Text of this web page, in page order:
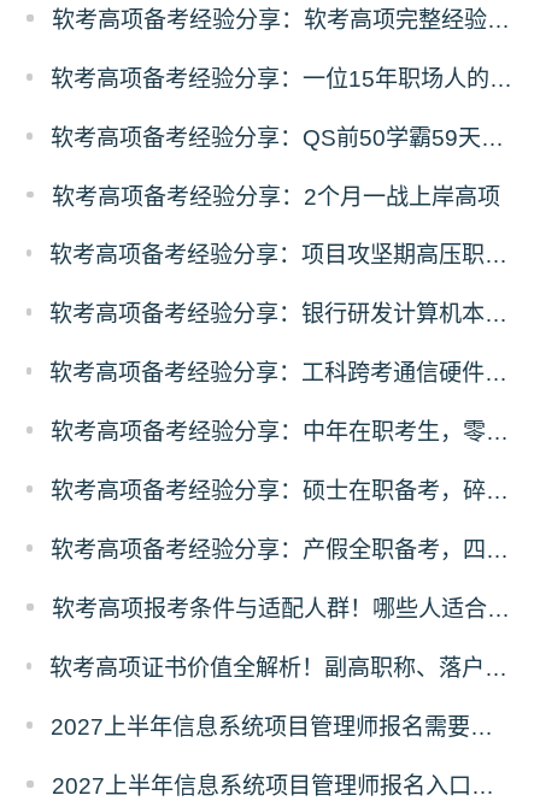
软考高项备考经验分享：软考高项完整经验教训复盘
软考高项备考经验分享：一位15年职场人的68天高项备考经验
软考高项备考经验分享：QS前50学霸59天零基础高项冲刺之路
软考高项备考经验分享：2个月一战上岸高项
软考高项备考经验分享：项目攻坚期高压职场人，碎片时间突围备考
软考高项备考经验分享：银行研发计算机本硕，3个月100小时极速通关
软考高项备考经验分享：工科跨考通信硬件从业者，规划先行稳扎稳打通关
软考高项备考经验分享：中年在职考生，零基础突围备考经验
软考高项备考经验分享：硕士在职备考，碎片化时间高效通关方案
软考高项备考经验分享：产假全职备考，四轮递进式复习落地法
软考高项报考条件与适配人群！哪些人适合考高项
软考高项证书价值全解析！副高职称、落户补贴、职场晋升专属红利
2027上半年信息系统项目管理师报名需要准备哪些材料？
2027上半年信息系统项目管理师报名入口及流程